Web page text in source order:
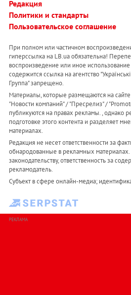
Редакция
Политики и стандарты
Пользовательское соглашение
При полном или частичном
гиперссылка на LB.ua обязательна!
воспроизведение или иное
содержится ссылка на агентство
Группа" запрещено.
Материалы, которые размещаются на
"Новости компаний" / "Пресрелиз" /
публикуются на правах рекламы. , однако
подготовке этого контента и разделяет
материалах.
Редакция не несет ответственности за
обнародованные в рекламных материалах.
законодательству, ответственность за
рекламодатель.
Субъект в сфере онлайн-медиа;
РЕКЛАМА